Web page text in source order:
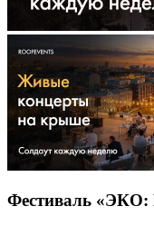
Фестиваль «ЭКО: